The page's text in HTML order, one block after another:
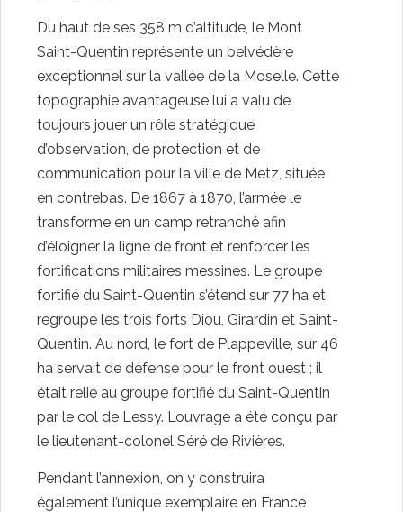
Du haut de ses 358 m d’altitude, le Mont
Saint-Quentin représente un belvédère
exceptionnel sur la vallée de la Moselle. Cette
topographie avantageuse lui a valu de
toujours jouer un rôle stratégique
d’observation, de protection et de
communication pour la ville de Metz, située
en contrebas. De 1867 à 1870, l’armée le
transforme en un camp retranché afin
d’éloigner la ligne de front et renforcer les
fortifications militaires messines. Le groupe
fortifié du Saint-Quentin s’étend sur 77 ha et
regroupe les trois forts Diou, Girardin et Saint-
Quentin. Au nord, le fort de Plappeville, sur 46
ha servait de défense pour le front ouest ; il
était relié au groupe fortifié du Saint-Quentin
par le col de Lessy. L’ouvrage a été conçu par
le lieutenant-colonel Séré de Rivières.
Pendant l’annexion, on y construira
également l’unique exemplaire en France